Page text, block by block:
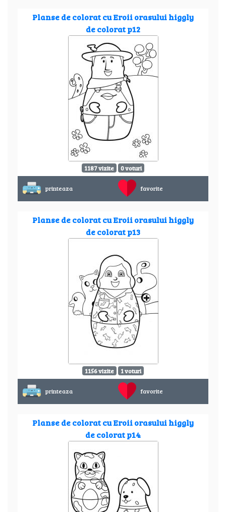
Planse de colorat cu Eroii orasului higgly
de colorat p12
1187 vizite 0 voturi
printeaza favorite
Planse de colorat cu Eroii orasului higgly
de colorat p13
1156 vizite 1 voturi
printeaza favorite
Planse de colorat cu Eroii orasului higgly
de colorat p14